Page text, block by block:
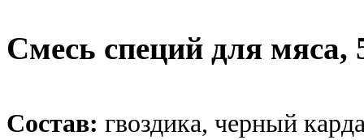
Смесь специй для мяса,
Состав: гвоздика, черный